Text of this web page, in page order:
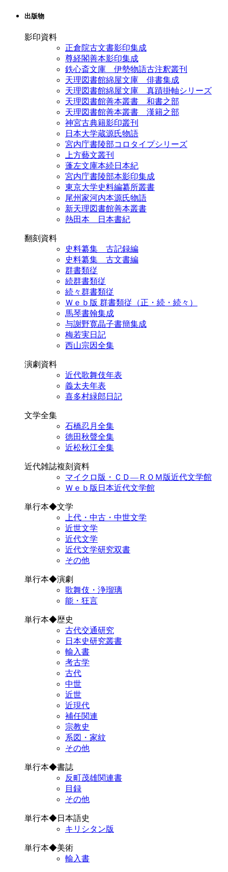
出版物
影印資料
正倉院古文書影印集成
尊経閣善本影印集成
鉄心斎文庫 伊勢物語古注釈叢刊
天理図書館綿屋文庫 俳書集成
天理図書館綿屋文庫 真蹟掛軸シリーズ
天理図書館善本叢書 和書之部
天理図書館善本叢書 漢籍之部
神宮古典籍影印叢刊
日本大学蔵源氏物語
宮内庁書陵部コロタイプシリーズ
上方藝文叢刊
蓬左文庫本続日本紀
宮内庁書陵部本影印集成
東京大学史料編纂所叢書
尾州家河内本源氏物語
新天理図書館善本叢書
熱田本 日本書紀
翻刻資料
史料纂集 古記録編
史料纂集 古文書編
群書類従
続群書類従
続々群書類従
Ｗｅｂ版 群書類従（正・続・続々）
馬琴書翰集成
与謝野寛晶子書簡集成
梅若実日記
西山宗因全集
演劇資料
近代歌舞伎年表
義太夫年表
喜多村緑郎日記
文学全集
石橋忍月全集
徳田秋聲全集
近松秋江全集
近代雑誌複刻資料
マイクロ版・ＣＤ―ＲＯＭ版近代文学館
Ｗｅｂ版日本近代文学館
単行本◆文学
上代・中古・中世文学
近世文学
近代文学
近代文学研究双書
その他
単行本◆演劇
歌舞伎・浄瑠璃
能・狂言
単行本◆歴史
古代交通研究
日本史研究叢書
輸入書
考古学
古代
中世
近世
近現代
補任関連
宗教史
系図・家紋
その他
単行本◆書誌
反町茂雄関連書
目録
その他
単行本◆日本語史
キリシタン版
単行本◆美術
輸入書